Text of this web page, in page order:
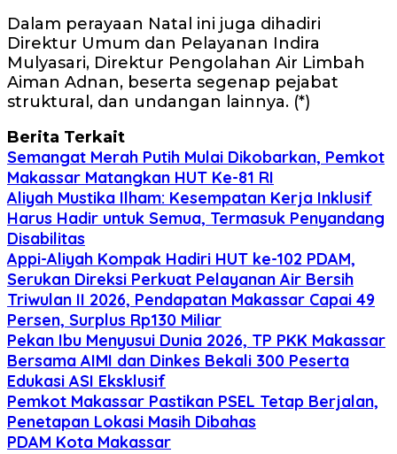
Dalam perayaan Natal ini juga dihadiri
Direktur Umum dan Pelayanan Indira
Mulyasari, Direktur Pengolahan Air Limbah
Aiman Adnan, beserta segenap pejabat
struktural, dan undangan lainnya. (*)
Berita Terkait
Semangat Merah Putih Mulai Dikobarkan, Pemkot
Makassar Matangkan HUT Ke-81 RI
Aliyah Mustika Ilham: Kesempatan Kerja Inklusif
Harus Hadir untuk Semua, Termasuk Penyandang
Disabilitas
Appi-Aliyah Kompak Hadiri HUT ke-102 PDAM,
Serukan Direksi Perkuat Pelayanan Air Bersih
Triwulan II 2026, Pendapatan Makassar Capai 49
Persen, Surplus Rp130 Miliar
Pekan Ibu Menyusui Dunia 2026, TP PKK Makassar
Bersama AIMI dan Dinkes Bekali 300 Peserta
Edukasi ASI Eksklusif
Pemkot Makassar Pastikan PSEL Tetap Berjalan,
Penetapan Lokasi Masih Dibahas
PDAM Kota Makassar